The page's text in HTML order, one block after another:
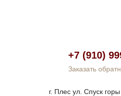
+7 (910)
Заказать
г. Плес ул. Спуск